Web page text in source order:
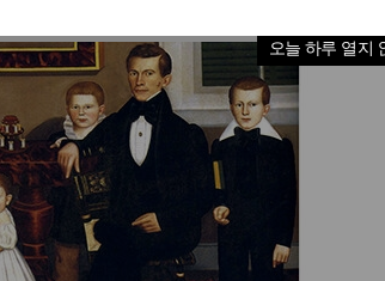
오늘 하루 열지